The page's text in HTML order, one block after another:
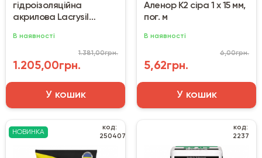
гідроізоляційна
акрилова Lacrysil
В наявності
1.205,00грн.
1.381,00грн.
У кошик
Аленор К2 сіра 1 х 15 мм,
пог. м
В наявності
5,62грн.
6,00грн.
У кошик
НОВИНКА
код:
250407
код:
2237